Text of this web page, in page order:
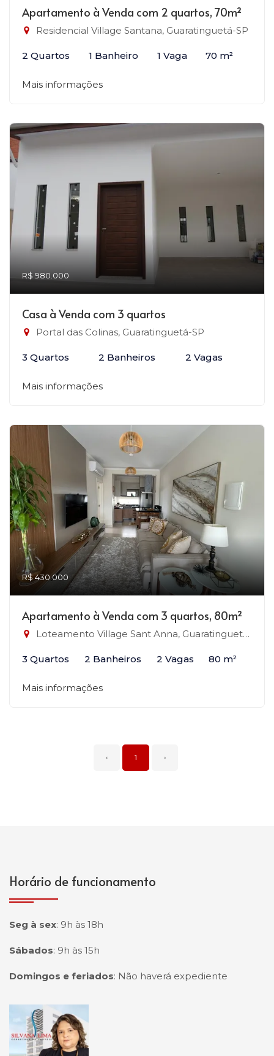
Apartamento à Venda com 2 quartos, 70m²
Residencial Village Santana, Guaratinguetá-SP
2 Quartos 1 Banheiro 1 Vaga 70 m²
Mais informações
R$ 980.000
Casa à Venda com 3 quartos
Portal das Colinas, Guaratinguetá-SP
3 Quartos 2 Banheiros 2 Vagas
Mais informações
R$ 430.000
Apartamento à Venda com 3 quartos, 80m²
Loteamento Village Sant Anna, Guaratinguetá-SP
3 Quartos 2 Banheiros 2 Vagas 80 m²
Mais informações
‹ 1 ›
Horário de funcionamento
Seg à sex: 9h às 18h
Sábados: 9h às 15h
Domingos e feriados: Não haverá expediente
Página inicial